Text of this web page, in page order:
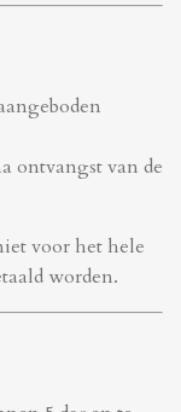
ontvangst van de
voor het hele
worden.